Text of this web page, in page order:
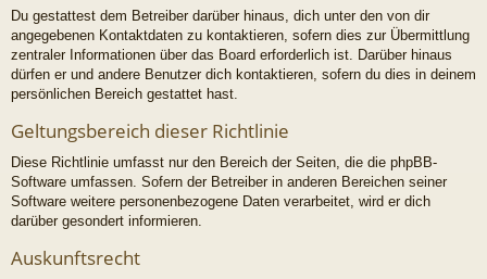
Du gestattest dem Betreiber darüber hinaus, dich unter den von dir
angegebenen Kontaktdaten zu kontaktieren, sofern dies zur Übermittlung
zentraler Informationen über das Board erforderlich ist. Darüber hinaus
dürfen er und andere Benutzer dich kontaktieren, sofern du dies in deinem
persönlichen Bereich gestattet hast.
Geltungsbereich dieser Richtlinie
Diese Richtlinie umfasst nur den Bereich der Seiten, die die phpBB-
Software umfassen. Sofern der Betreiber in anderen Bereichen seiner
Software weitere personenbezogene Daten verarbeitet, wird er dich
darüber gesondert informieren.
Auskunftsrecht